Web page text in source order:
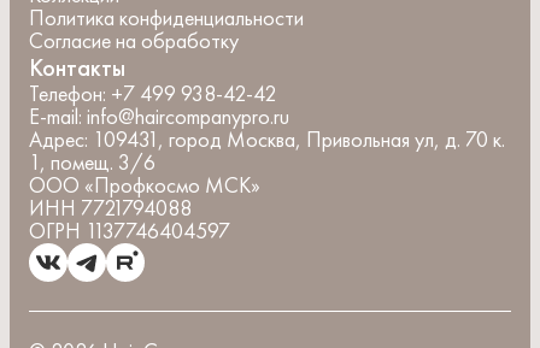
Политика конфиденциальности
Согласие на обработку
Контакты
Телефон: +7 499 938-42-42
E-mail: info@haircompanypro.ru
Адрес: 109431, город Москва, Привольная ул, д. 70 к.
1, помещ. 3/6
ООО «Профкосмо МСК»
ИНН 7721794088
ОГРН 1137746404597